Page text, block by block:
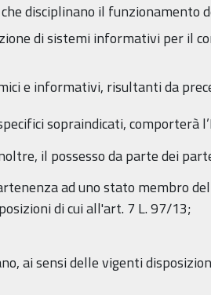
disciplinano il funzionamento
di sistemi informativi per il
e informativi, risultanti da
sopraindicati, comporterà
il possesso da parte dei
ad uno stato membro
di cui all'art. 7 L. 97/13;
ai sensi delle vigenti